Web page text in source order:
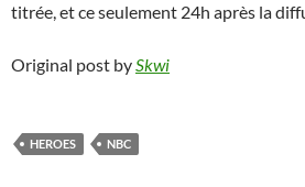
titrée, et ce seulement 24h après la
Original post bySkwi
HEROES NBC